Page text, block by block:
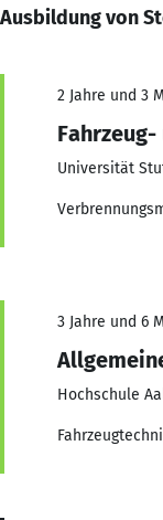
Ausbildung von
2 Jahre und 3
Universität
3 Jahre und 6
Hochschule